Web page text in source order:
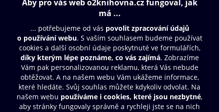
Obsah ke stažení
Moje O2 Knihovna
Další zábava
© O2 Czech Republic a.s.